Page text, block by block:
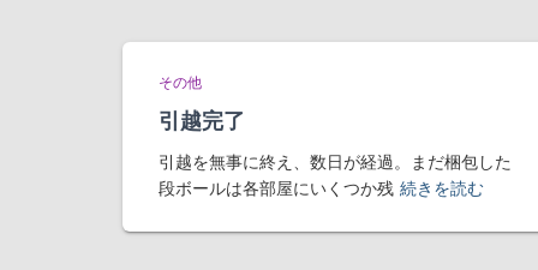
その他
引越完了
引越を無事に終え、数日が経過。まだ梱包した
段ボールは各部屋にいくつか残 続きを読む